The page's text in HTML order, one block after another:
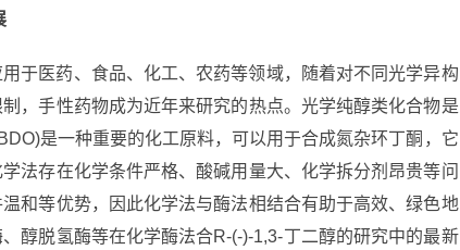
于医药、食品、化工、农药等领域，随着对不同光学异构
，手性药物成为近年来研究的热点。光学纯醇类化合物是
是一种重要的化工原料，可以用于合成氮杂环丁酮，它
法存在化学条件严格、酸碱用量大、化学拆分剂昂贵等问
和等优势，因此化学法与酶法相结合有助于高效、绿色地
醇脱氢酶等在化学酶法合R-(-)-1,3-丁二醇的研究中的最新